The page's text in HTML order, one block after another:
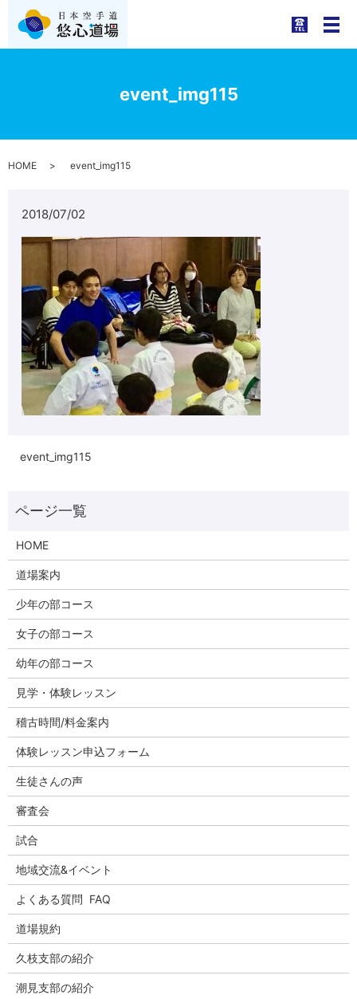
メ
event_img115
HOME event_img115
2018/07/02
event_img115
HOME
道場案内
少年の部コース
女子の部コース
幼年の部コース
見学・体験レッスン
稽古時間/料金案内
体験レッスン申込フォーム
生徒さんの声
審査会
試合
地域交流&イベント
よくある質問 FAQ
道場規約
久枝支部の紹介
潮見支部の紹介